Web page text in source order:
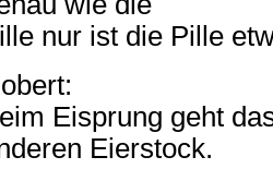
nur ist die Pille
Eisprung geht
Eierstock.